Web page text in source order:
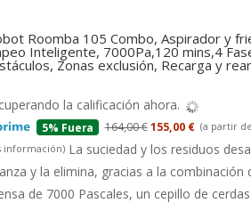
Roomba 105 Combo, Aspirador y
Inteligente, 7000Pa,120 mins,4
Zonas exclusión, Recarga y
la calificación ahora.
5% Fuera 164,00 €155,00 € (a partir
información) La suciedad y los residuos
y la elimina, gracias a la combinación
de 7000 Pascales, un cepillo de